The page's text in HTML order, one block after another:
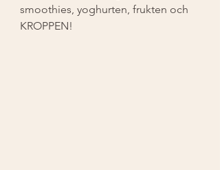
smoothies, yoghurten, frukten och
KROPPEN!